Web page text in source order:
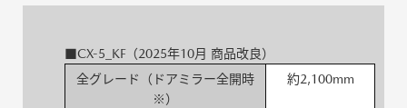
■CX-5_KF（2025年10月 商品改良）
全グレード（ドアミラー全開時
※）
約2,100mm